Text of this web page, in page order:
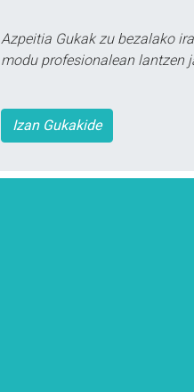
Azpeitia Gukak zu bezalako
modu profesionalean lantzen
Izan Gukakide